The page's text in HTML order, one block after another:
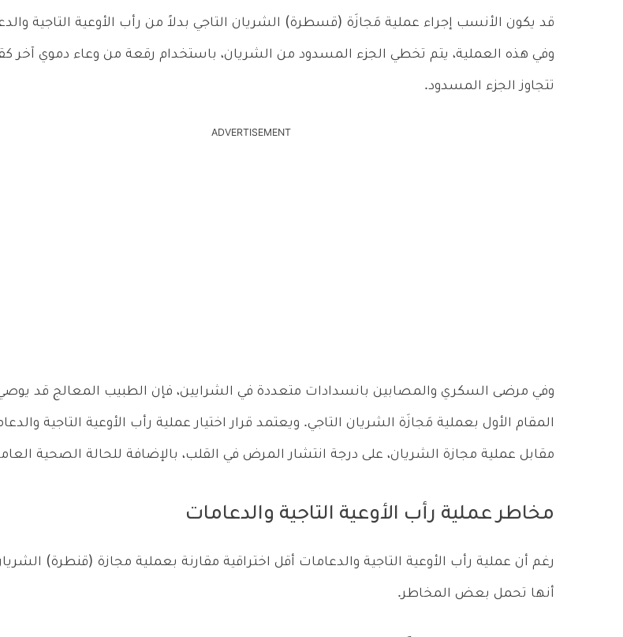
قد يكون الأنسب إجراء عملية مَجازَة (قسطرة) الشريان التاجي بدلاً من رأب الأوعية التاجية
وفي هذه العملية، يتم تخطي الجزء المسدود من الشريان، باستخدام رقعة من وعاء دموي آخر
تتجاوز الجزء المسدود.
ADVERTISEMENT
وفي مرضى السكري والمصابين بانسدادات متعددة في الشرايين، فإن الطبيب المعالج قد
المقام الأول بعملية مَجازَة الشريان التاجي. ويعتمد قرار اختيار عملية رأب الأوعية التاجية
مقابل عملية مجازة الشريان، على درجة انتشار المرض في القلب، بالإضافة للحالة الصحية
مخاطر عملية رأب الأوعية التاجية والدعامات
رغم أن عملية رأب الأوعية التاجية والدعامات أقل اختراقية مقارنة بعملية مجازة (قنطرة)
أنها تحمل بعض المخاطر.